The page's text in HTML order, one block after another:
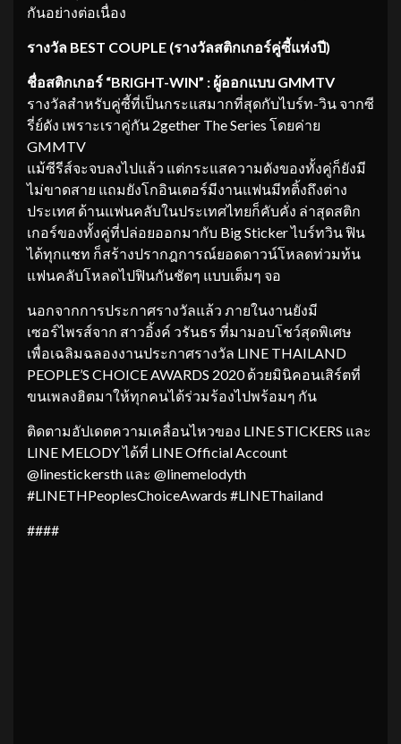
กันอย่างต่อเนื่อง
รางวัล BEST COUPLE (รางวัลสติกเกอร์คู่ซี้แห่งปี)
ชื่อสติกเกอร์ “BRIGHT-WIN” : ผู้ออกแบบ GMMTV
รางวัลสำหรับคู่ซี้ที่เป็นกระแสมากที่สุดกับไบร์ท-วิน จากซี
รี่ย์ดัง เพราะเราคู่กัน 2gether The Series โดยค่าย
GMMTV
แม้ซีรีส์จะจบลงไปแล้ว แต่กระแสความดังของทั้งคู่ก็ยังมี
ไม่ขาดสาย แถมยังโกอินเตอร์มีงานแฟนมีทติ้งถึงต่าง
ประเทศ ด้านแฟนคลับในประเทศไทยก็คับคั่ง ล่าสุดสติก
เกอร์ของทั้งคู่ที่ปล่อยออกมากับ Big Sticker ไบร์ทวิน ฟิน
ได้ทุกแชท ก็สร้างปรากฎการณ์ยอดดาวน์โหลดท่วมท้น
แฟนคลับโหลดไปฟินกันชัดๆ แบบเต็มๆ จอ
นอกจากการประกาศรางวัลแล้ว ภายในงานยังมี
เซอร์ไพรส์จาก สาวอิ้งค์ วรันธร ที่มามอบโชว์สุดพิเศษ
เพื่อเฉลิมฉลองงานประกาศรางวัล LINE THAILAND
PEOPLE’S CHOICE AWARDS 2020 ด้วยมินิคอนเสิร์ตที่
ขนเพลงฮิตมาให้ทุกคนได้ร่วมร้องไปพร้อมๆ กัน
ติดตามอัปเดตความเคลื่อนไหวของ LINE STICKERS และ
LINE MELODY ได้ที่ LINE Official Account
@linestickersth และ @linemelodyth
#LINETHPeoplesChoiceAwards #LINEThailand
####